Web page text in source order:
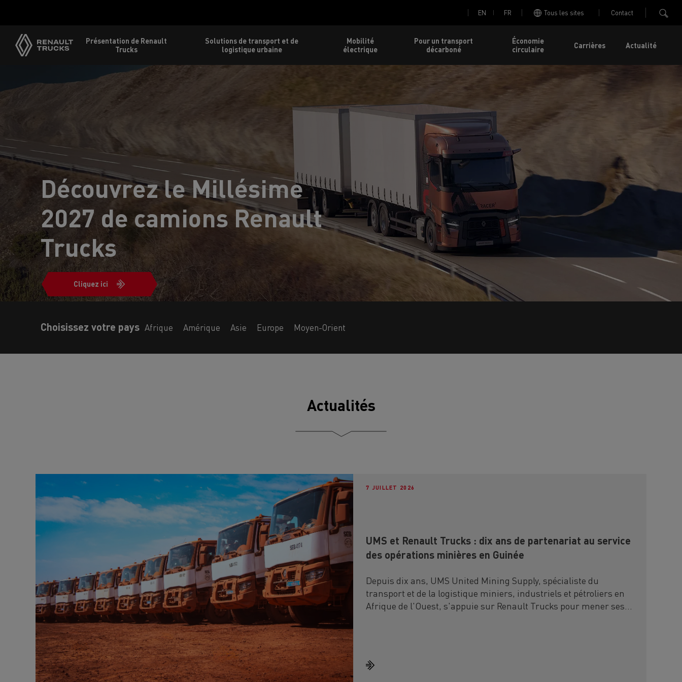
EN FR Tous les sites Contact
Présentation de Renault
Trucks
Solutions de transport et de
logistique urbaine
Mobilité
électrique
Pour un transport
décarboné
Économie
circulaire
Carrières Actualité
Découvrez le Millésime
2027 de camions Renault
Trucks
Cliquez ici
Choisissez votre pays Afrique Amérique Asie Europe Moyen-Orient
Actualités
7 JUILLET 2026
UMS et Renault Trucks : dix ans de partenariat au service
des opérations minières en Guinée
Depuis dix ans, UMS United Mining Supply, spécialiste du
transport et de la logistique miniers, industriels et pétroliers en
Afrique de l'Ouest, s'appuie sur Renault Trucks pour mener ses